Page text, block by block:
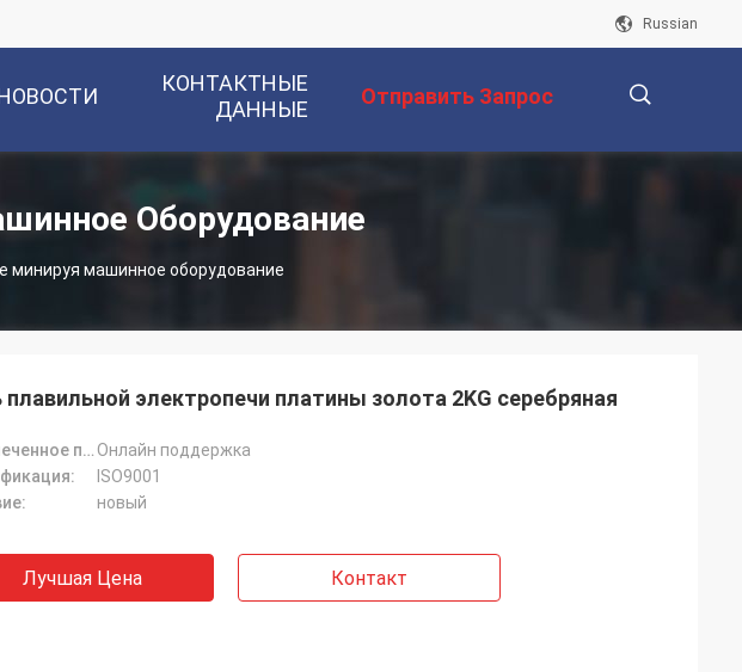
Russian
КОНТАКТНЫЕ
ДАННЫЕ
Отправить Запрос
Оборудование
минируя машинное оборудование
плавильной электропечи платины золота 2KG серебряная
Обеспеченное послепродажное обслуживание: Онлайн поддержка
ISO9001
новый
Лучшая Цена Контакт